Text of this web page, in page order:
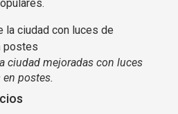
ciudad mejoradas con luces
postes.